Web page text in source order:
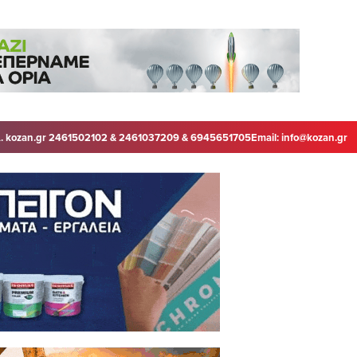
kozan.gr 2461502102 & 2461037209 & 6945651705Email:info@kozan.gr